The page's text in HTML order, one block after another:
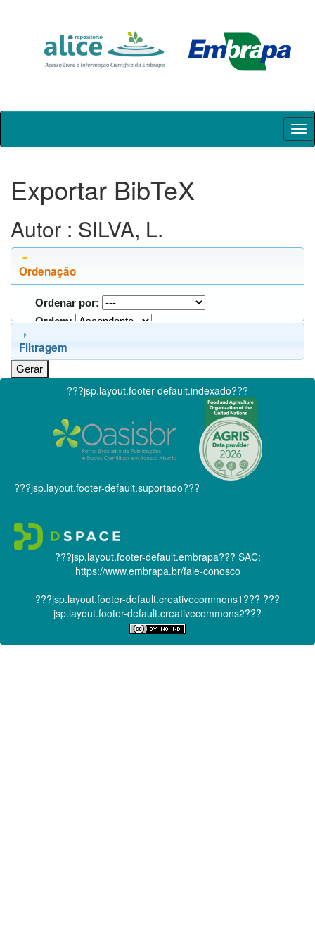
Skip
Exportar BibTeX
Autor : SILVA, L.
Ordenação
Ordenar por:
Ordem:
Filtragem
???jsp.layout.footer-default.indexado???
???jsp.layout.footer-default.suportado???
???jsp.layout.footer-default.embrapa??? SAC:
https://www.embrapa.br/fale-conosco
???jsp.layout.footer-default.creativecommons1??? ???
jsp.layout.footer-default.creativecommons2???